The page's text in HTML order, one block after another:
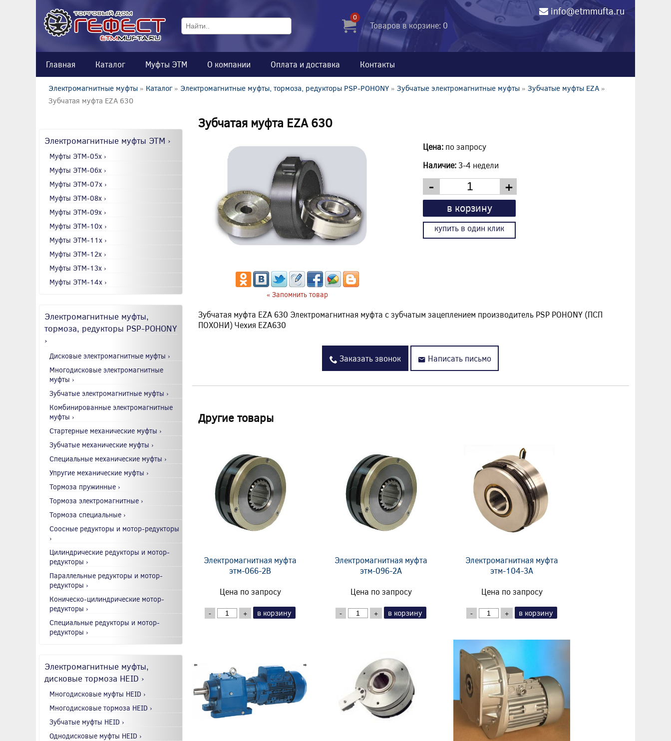
info@etmmufta.ru
0
Товаров в корзине: 0
Главная Каталог Муфты ЭТМ О компании Оплата и доставка Контакты
Электромагнитные муфты » Каталог» Электромагнитные муфты, тормоза, редукторы PSP-POHONY » Зубчатые электромагнитные муфты » Зубчатые муфты EZA »
Зубчатая муфта EZA 630
Электромагнитные муфты ЭТМ ›
Муфты ЭТМ-05x ›
Муфты ЭТМ-06x ›
Муфты ЭТМ-07x ›
Муфты ЭТМ-08x ›
Муфты ЭТМ-09x ›
Муфты ЭТМ-10x ›
Муфты ЭТМ-11x ›
Муфты ЭТМ-12x ›
Муфты ЭТМ-13x ›
Муфты ЭТМ-14x ›
Электромагнитные муфты,
тормоза, редукторы PSP-POHONY
›
Дисковые электромагнитные муфты ›
Многодисковые электромагнитные
муфты ›
Зубчатые электромагнитные муфты ›
Комбинированные электромагнитные
муфты ›
Стартерные механические муфты ›
Зубчатые механические муфты ›
Специальные механические муфты ›
Упругие механические муфты ›
Тормоза пружинные ›
Тормоза электромагнитные ›
Тормоза специальные ›
Соосные редукторы и мотор-редукторы
›
Цилиндрические редукторы и мотор-
редукторы ›
Параллельные редукторы и мотор-
редукторы ›
Коническо-цилиндрические мотор-
редукторы ›
Специальные редукторы и мотор-
редукторы ›
Электромагнитные муфты,
дисковые тормоза HEID ›
Многодисковые муфты HEID ›
Многодисковые тормоза HEID ›
Зубчатые муфты HEID ›
Однодисковые муфты HEID ›
Зубчатая муфта EZA 630
« Запомнить товар
Цена: по запросу
Наличие: 3-4 недели
- +
в корзину
купить в один клик
Зубчатая муфта EZA 630 Электромагнитная муфта с зубчатым зацеплением производитель PSP POHONY (ПСП
ПОХОНИ) Чехия EZA630
Заказать звонок Написать письмо
Другие товары
Электромагнитная муфта
этм-066-2В
Цена по запросу
- + в корзину
Электромагнитная муфта
этм-096-2А
Цена по запросу
- + в корзину
Электромагнитная муфта
этм-104-3А
Цена по запросу
- + в корзину